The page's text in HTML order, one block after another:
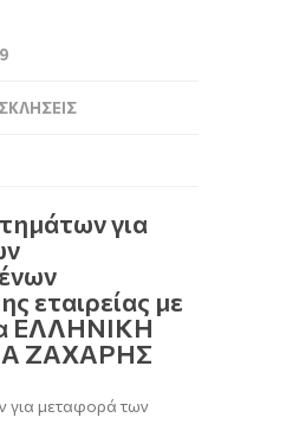
για
εταιρείας με
ΕΛΛΗΝΙΚΗ
ΖΑΧΑΡΗΣ
για μεταφορά των